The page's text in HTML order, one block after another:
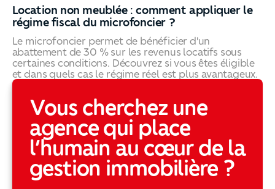
Location non meublée : comment appliquer le
régime fiscal du microfoncier ?
Le microfoncier permet de bénéficier d'un
abattement de 30 % sur les revenus locatifs sous
certaines conditions. Découvrez si vous êtes éligible
et dans quels cas le régime réel est plus avantageux.
Location non meublée : comment appliquer le régime
Vous cherchez une
agence qui place
l’humain au cœur de la
gestion immobilière ?